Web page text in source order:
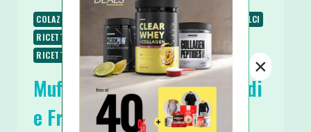
COLAZIONE PIATTI VELOCI
RICETTE DOLCI
RICETTE SENZA GLUTINE
RICETTE VEGANE
RICETTE VEGETARIANE
SPUNTINI E SNACKS
Muffin con Yogurt di Anacardi
e Frutti Rossi Sciroppati
×